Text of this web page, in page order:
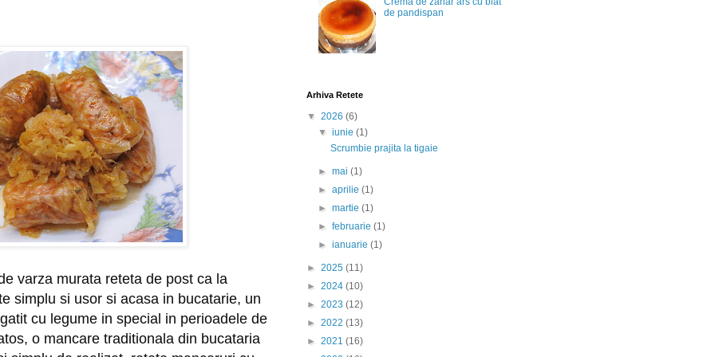
varza murata reteta de post ca la
simplu si usor si acasa in bucatarie, un
cu legume in special in perioadele de
o mancare traditionala din bucataria
de pandispan
Arhiva Retete
▼ 2026 (6)
▼iunie(1)
Scrumbie prajita la tigaie
►mai(1)
►aprilie(1)
►martie(1)
►februarie(1)
►ianuarie(1)
► 2025 (11)
► 2024 (10)
► 2023 (12)
► 2022 (13)
► 2021 (16)